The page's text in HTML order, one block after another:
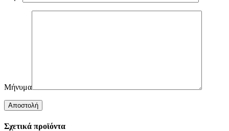
Μήνυμα
Σχετικά προϊόντα